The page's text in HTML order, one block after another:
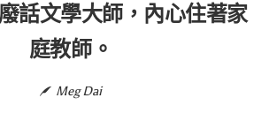
話文學大師，內心住著家
庭教師。
Meg Dai